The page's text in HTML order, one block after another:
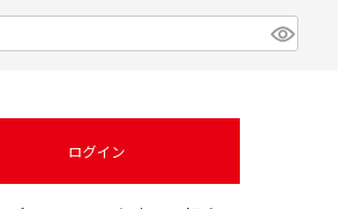
ログイン